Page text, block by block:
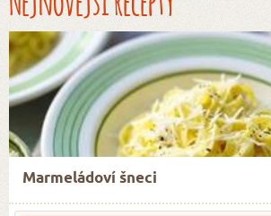
Marmeládoví šneci